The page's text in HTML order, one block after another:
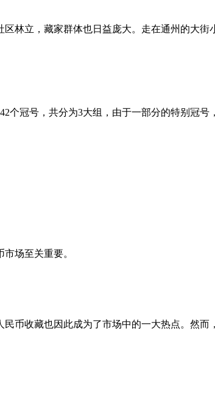
林立，藏家群体也日益庞大。走在通州的大
个冠号，共分为3大组，由于一部分的特别冠号
场至关重要。
收藏也因此成为了市场中的一大热点。然而